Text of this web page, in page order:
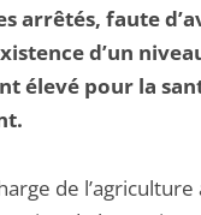
arrêtés, faute
d’un
élevé pour la
de l’agriculture